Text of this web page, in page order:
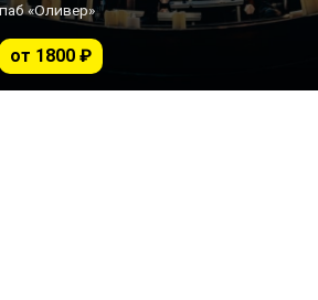
паб «Оливер»
от 1800 ₽